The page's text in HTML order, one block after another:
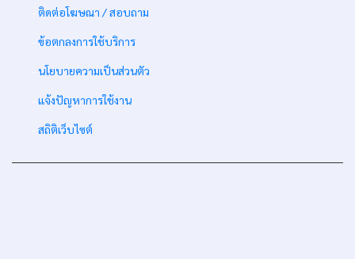
ติดต่อโฆษณา / สอบถาม
ข้อตกลงการใช้บริการ
นโยบายความเป็นส่วนตัว
แจ้งปัญหาการใช้งาน
สถิติเว็บไซต์